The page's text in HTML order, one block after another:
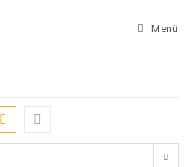
Menü